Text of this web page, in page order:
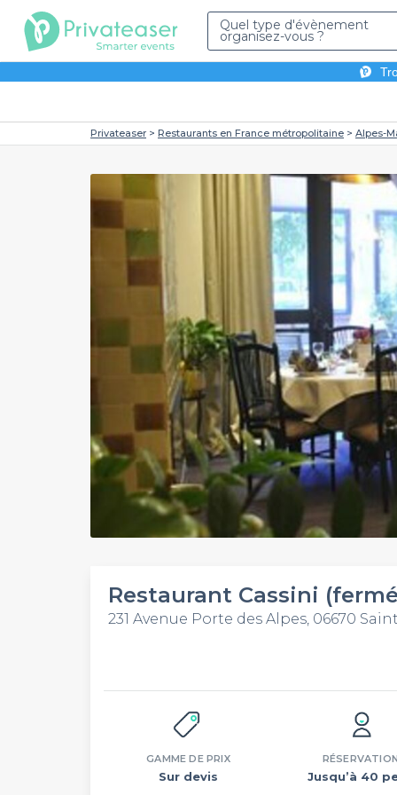
Quel type d'évènement
organisez-vous ?
Privateaser Restaurants en France métropolitaine Alpes-
Restaurant Cassini
231 Avenue Porte des Alpes, 06670
GAMME DE PRIX
Sur devis Jusqu’à 40